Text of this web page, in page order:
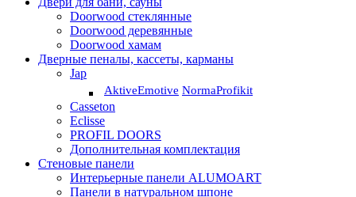
Doorwood стеклянные
Doorwood деревянные
Doorwood хамам
Дверные пеналы, кассеты, карманы
Jap
AktiveEmotive NormaProfikit
Casseton
Eclisse
PROFIL DOORS
Дополнительная комплектация
Стеновые панели
Интерьерные панели ALUMOART
Панели в натуральном шпоне